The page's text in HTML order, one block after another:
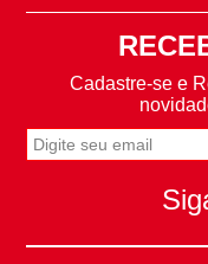
Cadastre-se e